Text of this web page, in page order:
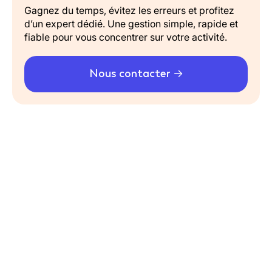
Gagnez du temps, évitez les erreurs et profitez
d’un expert dédié. Une gestion simple, rapide et
fiable pour vous concentrer sur votre activité.
Nous contacter